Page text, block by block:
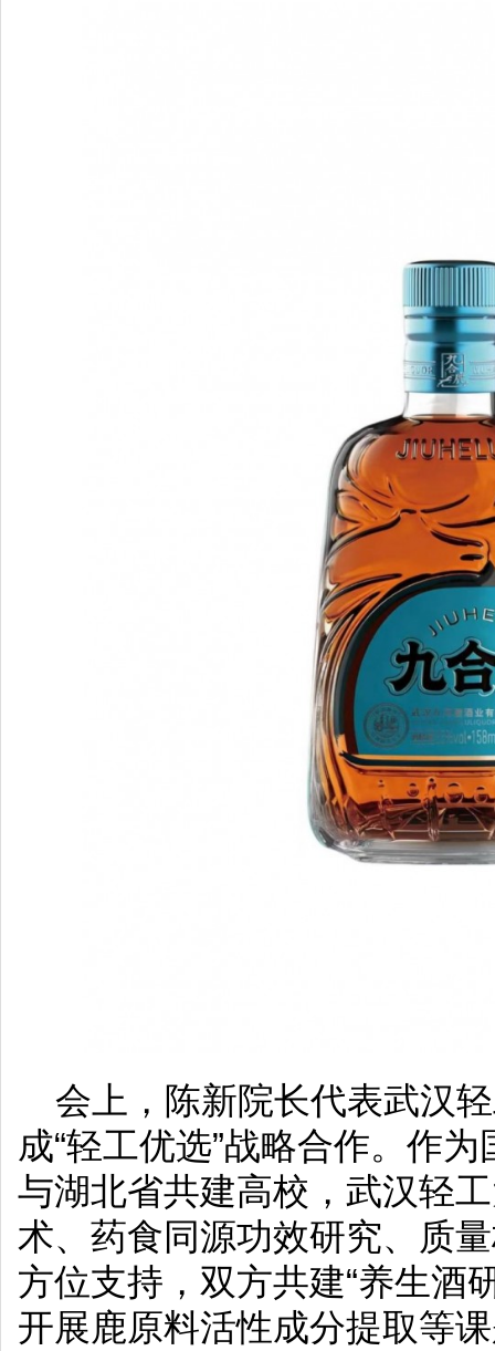
会上，陈新院长代表武汉
成“轻工优选”战略合作。作
与湖北省共建高校，武汉轻
术、药食同源功效研究、质
方位支持，双方共建“养生酒
开展鹿原料活性成分提取等